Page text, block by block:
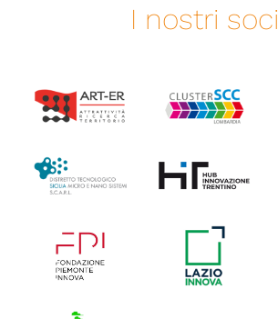
I nostri soci